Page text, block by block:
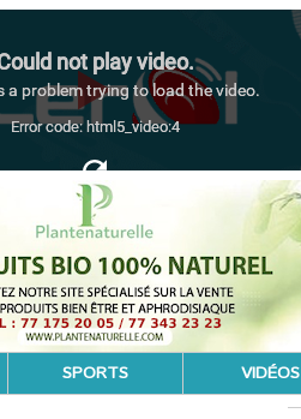
SPORTS VIDÉOS